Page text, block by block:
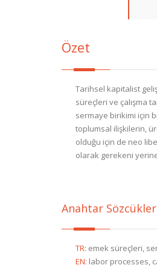
Özet
Tarihsel kapitalist
süreçleri ve çalışma
sermaye birikimi için
toplumsal ilişkilerin,
olduğu için de neo
olarak gerekeni
Anahtar
TR: emek süreçleri,
EN: labor processes,